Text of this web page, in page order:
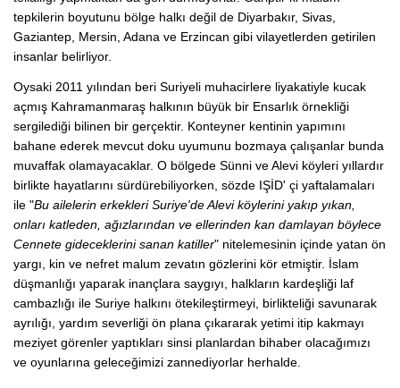
tepkilerin boyutunu bölge halkı değil de Diyarbakır, Sivas,
Gaziantep, Mersin, Adana ve Erzincan gibi vilayetlerden getirilen
insanlar belirliyor.
Oysaki 2011 yılından beri Suriyeli muhacirlere liyakatiyle kucak
açmış Kahramanmaraş halkının büyük bir Ensarlık örnekliği
sergilediği bilinen bir gerçektir. Konteyner kentinin yapımını
bahane ederek mevcut doku uyumunu bozmaya çalışanlar bunda
muvaffak olamayacaklar. O bölgede Sünni ve Alevi köyleri yıllardır
birlikte hayatlarını sürdürebiliyorken, sözde IŞİD' çi yaftalamaları
ile "Bu ailelerin erkekleri Suriye'de Alevi köylerini yakıp yıkan,
onları katleden, ağızlarından ve ellerinden kan damlayan böylece
Cennete gideceklerini sanan katiller" nitelemesinin içinde yatan ön
yargı, kin ve nefret malum zevatın gözlerini kör etmiştir. İslam
düşmanlığı yaparak inançlara saygıyı, halkların kardeşliği laf
cambazlığı ile Suriye halkını ötekileştirmeyi, birlikteliği savunarak
ayrılığı, yardım severliği ön plana çıkararak yetimi itip kakmayı
meziyet görenler yaptıkları sinsi planlardan bihaber olacağımızı
ve oyunlarına geleceğimizi zannediyorlar herhalde.